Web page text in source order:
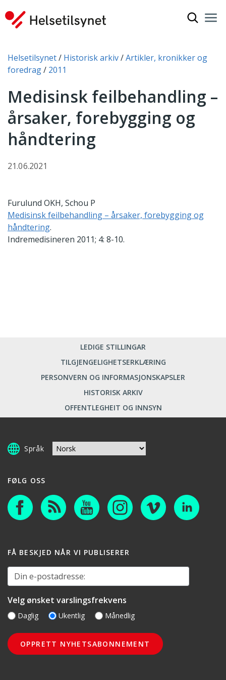
Du er her:
Helsetilsynet Historisk arkiv
Artikler, kronikker og
foredrag
2011
Medisinsk feilbehandling –
årsaker, forebygging og
håndtering
21.06.2021
Furulund OKH, Schou P
Medisinsk feilbehandling – årsaker, forebygging og
håndtering.
Indremedisineren 2011; 4: 8-10.
LEDIGE STILLINGAR
TILGJENGELIGHETSERKLÆRING
PERSONVERN OG INFORMASJONSKAPSLER
HISTORISK ARKIV
OFFENTLEGHEIT OG INNSYN
Språk
FØLG OSS
FÅ BESKJED NÅR VI PUBLISERER
Din e-postadresse:
Velg ønsket varslingsfrekvens
Daglig Ukentlig Månedlig